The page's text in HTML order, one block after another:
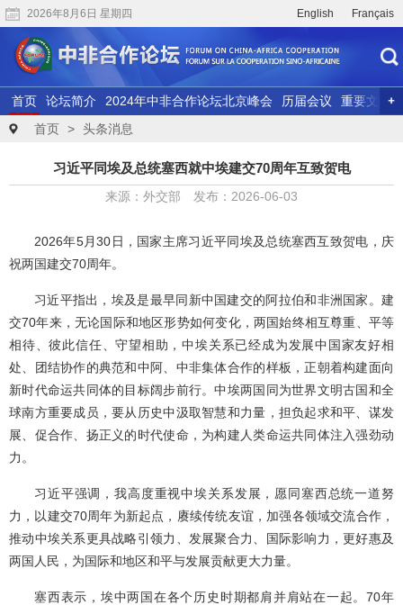
2026年8月6日 星期四 English Français
首页 论坛简介 2024年中非合作论坛北京峰会 历届会议
重要文献
联合研究
精彩视频
首页 > 头条消息
习近平同埃及总统塞西就中埃建交70周年互致贺电
来源：外交部 发布：2026-06-03
2026年5月30日，国家主席习近平同埃及总统塞西互致贺电，庆
祝两国建交70周年。
习近平指出，埃及是最早同新中国建交的阿拉伯和非洲国家。建
交70年来，无论国际和地区形势如何变化，两国始终相互尊重、平等
相待、彼此信任、守望相助，中埃关系已经成为发展中国家友好相
处、团结协作的典范和中阿、中非集体合作的样板，正朝着构建面向
新时代命运共同体的目标阔步前行。中埃两国同为世界文明古国和全
球南方重要成员，要从历史中汲取智慧和力量，担负起求和平、谋发
展、促合作、扬正义的时代使命，为构建人类命运共同体注入强劲动
力。
习近平强调，我高度重视中埃关系发展，愿同塞西总统一道努
力，以建交70周年为新起点，赓续传统友谊，加强各领域交流合作，
推动中埃关系更具战略引领力、发展聚合力、国际影响力，更好惠及
两国人民，为国际和地区和平与发展贡献更大力量。
塞西表示，埃中两国在各个历史时期都肩并肩站在一起。70年